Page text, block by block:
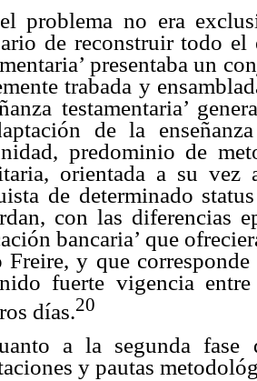
problema no era
de reconstruir todo
presentaba un
trabada y
testamentaria’
de la
predominio de
orientada a su
de determinado
con las diferencias
bancaria’ que
Freire, y que
fuerte vigencia
días.20
a la segunda fase
y pautas